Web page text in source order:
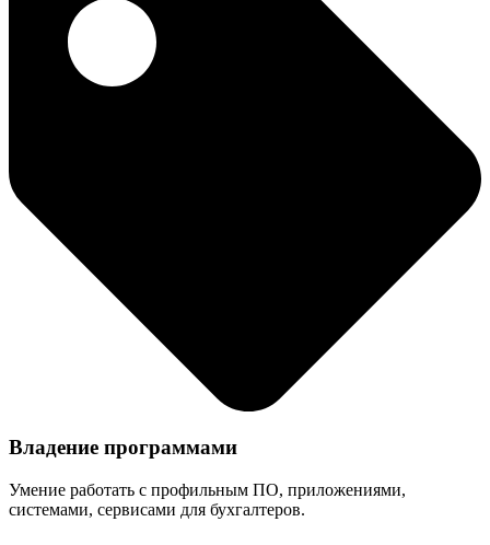
Владение программами
Умение работать с профильным ПО, приложениями,
системами, сервисами для бухгалтеров.